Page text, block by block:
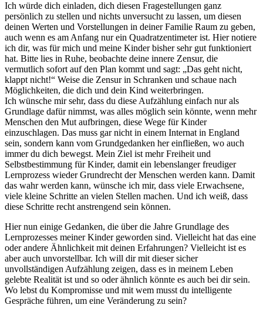
Ich würde dich einladen, dich diesen Fragestellungen ganz
persönlich zu stellen und nichts unversucht zu lassen, um diesen
deinen Werten und Vorstellungen in deiner Familie Raum zu geben,
auch wenn es am Anfang nur ein Quadratzentimeter ist. Hier notiere
ich dir, was für mich und meine Kinder bisher sehr gut funktioniert
hat. Bitte lies in Ruhe, beobachte deine innere Zensur, die
vermutlich sofort auf den Plan kommt und sagt: „Das geht nicht,
klappt nicht!“ Weise die Zensur in Schranken und schaue nach
Möglichkeiten, die dich und dein Kind weiterbringen.
Ich wünsche mir sehr, dass du diese Aufzählung einfach nur als
Grundlage dafür nimmst, was alles möglich sein könnte, wenn mehr
Menschen den Mut aufbringen, diese Wege für Kinder
einzuschlagen. Das muss gar nicht in einem Internat in England
sein, sondern kann vom Grundgedanken her einfließen, wo auch
immer du dich bewegst. Mein Ziel ist mehr Freiheit und
Selbstbestimmung für Kinder, damit ein lebenslanger freudiger
Lernprozess wieder Grundrecht der Menschen werden kann. Damit
das wahr werden kann, wünsche ich mir, dass viele Erwachsene,
viele kleine Schritte an vielen Stellen machen. Und ich weiß, dass
diese Schritte recht anstrengend sein können.
Hier nun einige Gedanken, die über die Jahre Grundlage des
Lernprozesses meiner Kinder geworden sind. Vielleicht hat das eine
oder andere Ähnlichkeit mit deinen Erfahrungen? Vielleicht ist es
aber auch unvorstellbar. Ich will dir mit dieser sicher
unvollständigen Aufzählung zeigen, dass es in meinem Leben
gelebte Realität ist und so oder ähnlich könnte es auch bei dir sein.
Wo lebst du Kompromisse und mit wem musst du intelligente
Gespräche führen, um eine Veränderung zu sein?